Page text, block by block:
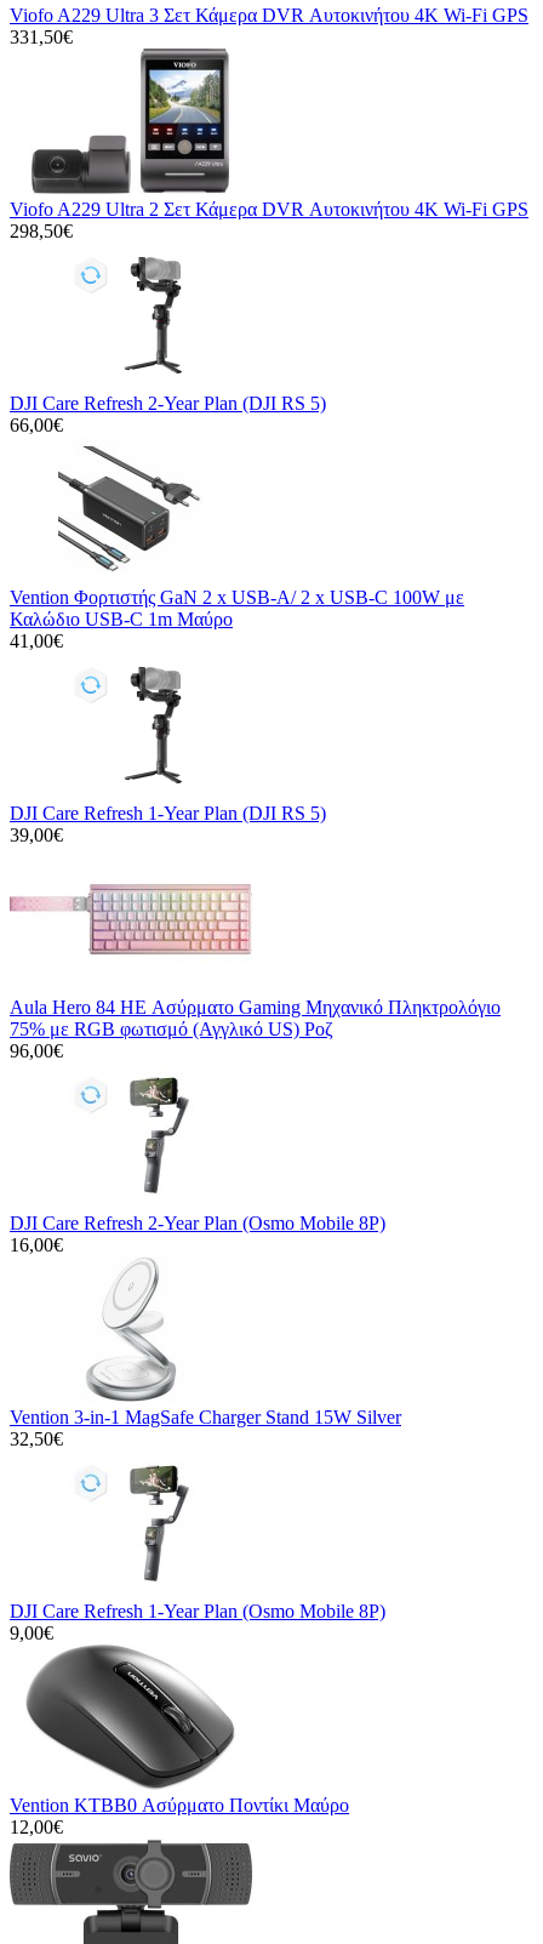
Viofo A229 Ultra 3 Σετ Κάμερα DVR Αυτοκινήτου 4K Wi-Fi GPS
331,50€
Viofo A229 Ultra 2 Σετ Κάμερα DVR Αυτοκινήτου 4K Wi-Fi GPS
298,50€
DJI Care Refresh 2-Year Plan (DJI RS 5)
66,00€
Vention Φορτιστής GaN 2 x USB-A/ 2 x USB-C 100W με
Καλώδιο USB-C 1m Μαύρο
41,00€
DJI Care Refresh 1-Year Plan (DJI RS 5)
39,00€
Aula Hero 84 HE Ασύρματο Gaming Μηχανικό Πληκτρολόγιο
75% με RGB φωτισμό (Αγγλικό US) Ροζ
96,00€
DJI Care Refresh 2-Year Plan (Osmo Mobile 8P)
16,00€
Vention 3-in-1 MagSafe Charger Stand 15W Silver
32,50€
DJI Care Refresh 1-Year Plan (Osmo Mobile 8P)
9,00€
Vention KTBB0 Ασύρματο Ποντίκι Μαύρο
12,00€